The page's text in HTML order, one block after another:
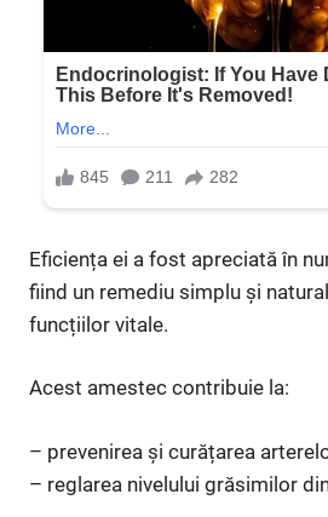
Eficiența ei a fost apreciată în
fiind un remediu simplu și
funcțiilor vitale.
Acest amestec contribuie la:
– prevenirea și curățarea
– reglarea nivelului grăsimilor